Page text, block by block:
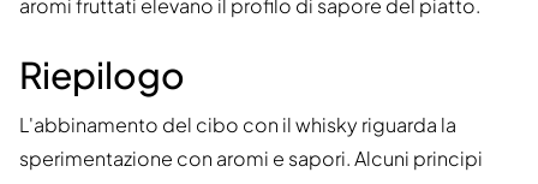
aromi fruttati elevano il profilo di sapore del piatto.
Riepilogo
L'abbinamento del cibo con il whisky riguarda la
sperimentazione con aromi e sapori. Alcuni principi